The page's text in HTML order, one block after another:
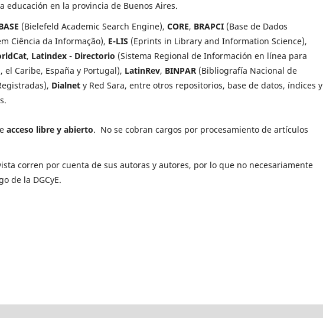
educación en la provincia de Buenos Aires.
(Bielefeld Academic Search Engine), CORE, BRAPCI (Base de Dados
Ciência da Informação), E-LIS (Eprints in Library and Information Science),
, Latindex - Directorio (Sistema Regional de Información en línea para
el Caribe, España y Portugal), LatinRev, BINPAR (Bibliografía Nacional de
Dialnet y Red Sara, entre otros repositorios, base de datos, índices y
acceso libre y abierto. No se cobran cargos por procesamiento de artículos
corren por cuenta de sus autoras y autores, por lo que no necesariamente
de la DGCyE.